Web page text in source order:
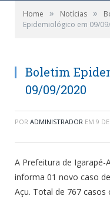
Home » Notícias »
Epidemiológico em 09/
Boletim
09/09/2020
POR ADMINISTRADOR EM 9
A Prefeitura de Igarapé-
informa 01 novo caso
Açu. Total de 767 casos